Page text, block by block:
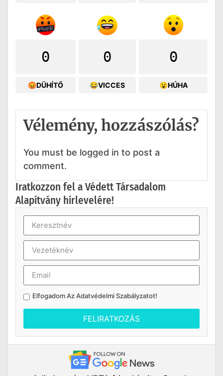
0
😡DÜHÍTŐ
0
😂VICCES
0
😮HÚHA
Vélemény, hozzászólás?
You must be logged in to post a
comment.
Iratkozzon fel a Védett Társadalom
Alapítvány hírlevelére!
Elfogadom AzAdatvédelmi Szabályzatot!
FELIRATKOZÁS